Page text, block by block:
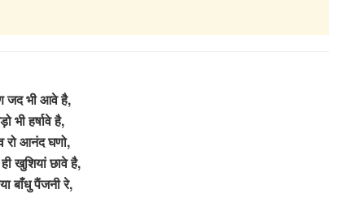
जद भी आवे है,
भी हर्षावे है,
रो आनंद घणो,
खुशियां छावे है,
बाँधु पैंजनी रे,